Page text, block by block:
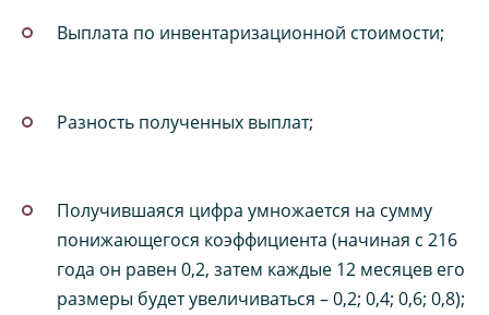
Выплата по инвентаризационной стоимости;
Разность полученных выплат;
Получившаяся цифра умножается на сумму
понижающегося коэффициента (начиная с 216
года он равен 0,2, затем каждые 12 месяцев его
размеры будет увеличиваться – 0,2; 0,4; 0,6; 0,8);